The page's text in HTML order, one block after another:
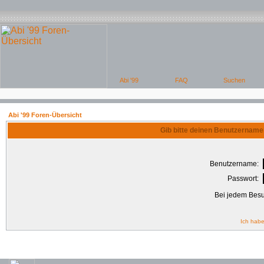
Abi '99 Foren-Übersicht
Gib bitte deinen
Benutzername:
Passwort:
Bei jedem
Ich